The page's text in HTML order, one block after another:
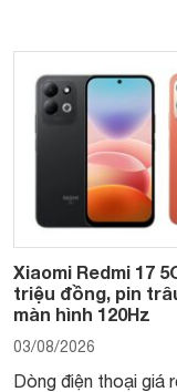
Xiaomi Redmi 17
triệu đồng, pin
màn hình 120Hz
03/08/2026
Dòng điện thoại giá